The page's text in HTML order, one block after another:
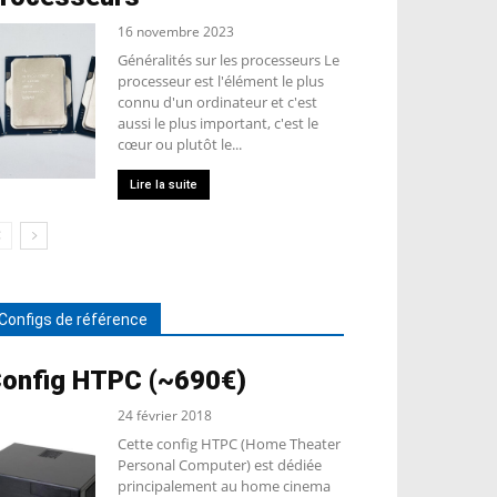
16 novembre 2023
Généralités sur les processeurs Le
processeur est l'élément le plus
connu d'un ordinateur et c'est
aussi le plus important, c'est le
cœur ou plutôt le...
Lire la suite
de référence
HTPC (~690€)
24 février 2018
Cette config HTPC (Home Theater
Personal Computer) est dédiée
principalement au home cinema